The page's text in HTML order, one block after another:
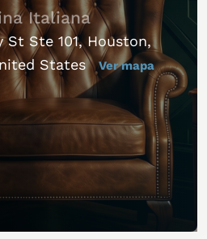
Italiana
St Ste 101, Houston,
States Ver mapa